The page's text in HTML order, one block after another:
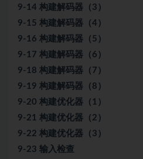
9-14 构建解码器（3）
9-15 构建解码器（4）
9-16 构建解码器（5）
9-17 构建解码器（6）
9-18 构建解码器（7）
9-19 构建解码器（8）
9-20 构建优化器（1）
9-21 构建优化器（2）
9-22 构建优化器（3）
9-23 输入检查